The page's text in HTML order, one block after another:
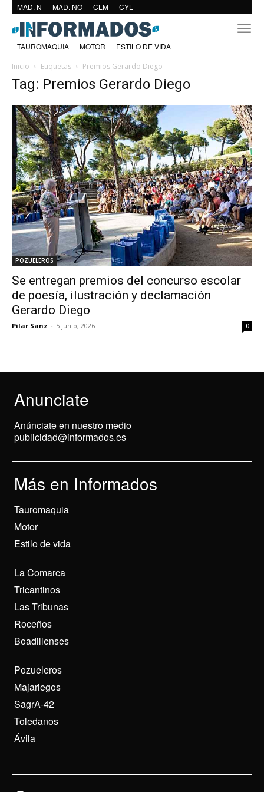
MAD. N MAD. NO CLM CYL
TAUROMAQUIA MOTOR
ESTILO DE VIDA
Inicio
Etiquetas Premios Gerardo Diego
Tag: Premios Gerardo Diego
POZUELEROS
Se entregan premios del concurso escolar
de poesía, ilustración y declamación
Gerardo Diego
Pilar Sanz - 5 junio, 2026 0
Anunciate
Anúnciate en nuestro medio
publicidad@informados.es
Más en Informados
Tauromaquia
Motor
Estilo de vida
La Comarca
Tricantinos
Las Tribunas
Roceños
Boadillenses
Pozueleros
Majariegos
SagrA-42
Toledanos
Ávila